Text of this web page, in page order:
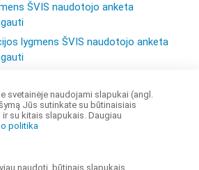
ŠVIS naudotojo anketa
lygmens ŠVIS naudotojo anketa
/ mokslinių tyrimų instituto
anketa slaptažodžiams gauti
asmens duomenis
el. pašto adresu
svetainėje naudojami slapukai (angl.
Jūs sutinkate su būtinaisiais
su kitais slapukais. Daugiau
politika
naudoti, būtinais slapukais